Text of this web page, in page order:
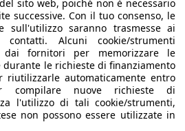
AWD
sito web, poiché non è necessario
successive. Con il tuo consenso, le
sull'utilizzo saranno trasmesse ai
contatti. Alcuni cookie/strumenti
dai fornitori per memorizzare le
le richieste di finanziamento
automaticamente entro
compilare nuove richieste di
l'utilizzo di tali cookie/strumenti,
non possono essere utilizzate in